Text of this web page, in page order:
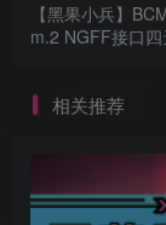
【黑果小兵】
m.2 NGFF接口
相关推荐